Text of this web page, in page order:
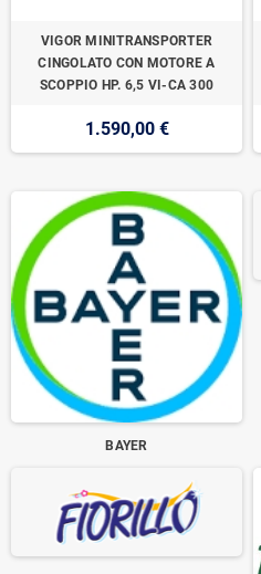
VIGOR MINITRANSPORTER
CINGOLATO CON MOTORE A
SCOPPIO HP. 6,5 VI-CA 300
1.590,00 €
BAYER